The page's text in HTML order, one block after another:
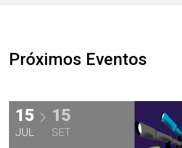
Próximos Eventos
15
JUL
15
SET